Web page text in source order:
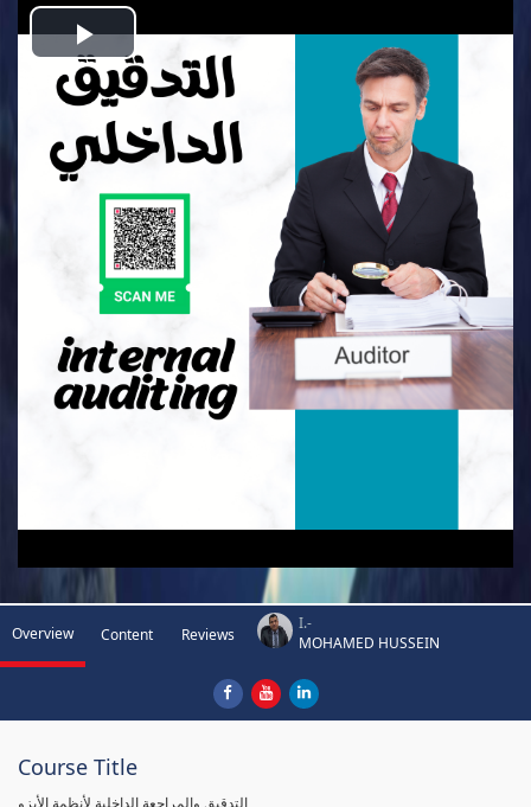
Play
Video
Overview Content Reviews
I.-
MOHAMED HUSSEIN
Course Title
التدقيق والمراجعة الداخلية لأنظمة الأيزو